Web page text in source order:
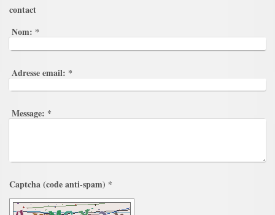
contact
Nom: *
Adresse email: *
Message: *
Captcha (code anti-spam) *